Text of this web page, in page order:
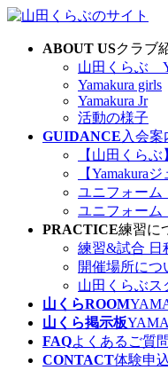
コ
ナ
ABOUT USクラブ
山田くらぶ
Yamakura girls
Yamakura Jr
活動の様子
GUIDANCE 入会案
【山田くら
【Yamakura
ユニフォーム
ユニフォーム
PRACTICE練習に
練習&試合 日
開催場所につ
山田くらぶス
山くらROOM
山くら掲示板
FAQよくあるご質問
CONTACT体験申